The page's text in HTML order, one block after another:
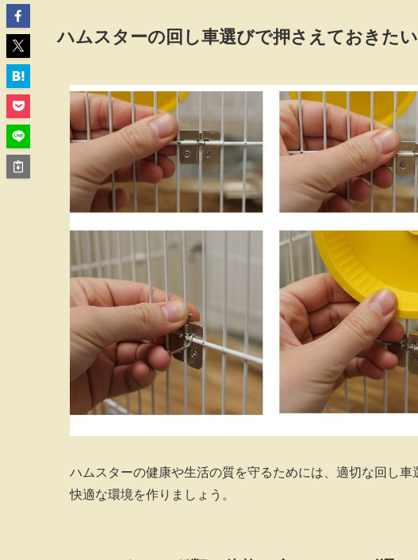
ハムスターの回し車選びで押さえておきた
ハムスターの健康や生活の質を守るためには、適切な回し車
快適な環境を作りましょう。